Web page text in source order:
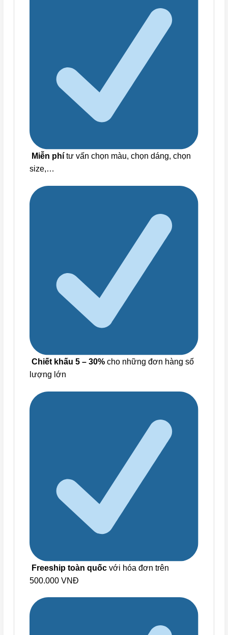
Miễn phí tư vấn chọn màu, chọn dáng, chọn
size,…
Chiết khấu 5 – 30% cho những đơn hàng số
lượng lớn
Freeship toàn quốc với hóa đơn trên
500.000 VNĐ